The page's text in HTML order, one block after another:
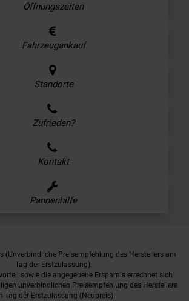
Öffnungszeiten
Fahrzeugankauf
Standorte
Zufrieden?
Kontakt
Pannenhilfe
(Unverbindliche Preisempfehlung des Herstellers am
Tag der Erstzulassung).
sowie die angegebene Ersparnis errechnet sich
unverbindlichen Preisempfehlung des Herstellers
Tag der Erstzulassung (Neupreis).